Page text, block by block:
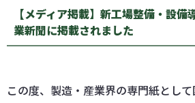
【メディア掲載】新工場整備・設
業新聞に掲載されました
この度、製造・産業界の専門紙とし